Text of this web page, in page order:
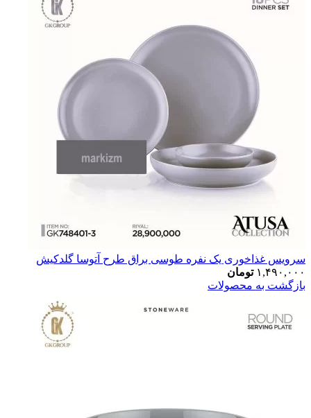
سرویس غذاخوری یک نفره طوسی براق طرح آتوسا گلدکیش
۱,۴۹۰,۰۰۰ تومان
بازگشت به محصولات